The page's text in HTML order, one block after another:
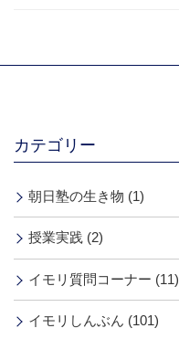
カテゴリー
朝日塾の生き物 (1)
授業実践 (2)
イモリ質問コーナー (11)
イモリしんぶん (101)